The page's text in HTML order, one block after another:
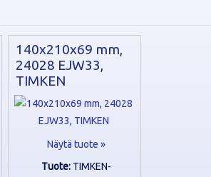
140x210x69 mm,
24028 EJW33,
TIMKEN
Näytä tuote »
Tuote: TIMKEN-